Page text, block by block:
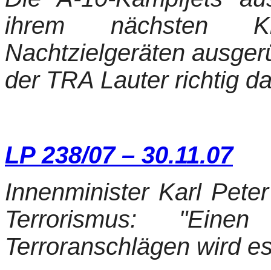
ihrem nächsten
Nachtzielgeräten
der TRA Lauter richtig
LP 238/07 – 30.11.07
Innenminister Karl
Terrorismus:
Terroranschlägen wird